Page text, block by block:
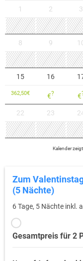
1 2 3
8 9
15
362,50€
16
€? €
22 23
Kalender zeigt
Zum
(5 Nächte)
6 Tage, 5 Nächte inkl.
Gesamtpreis für 2